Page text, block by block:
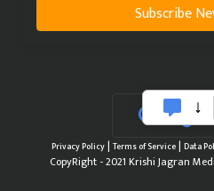
Subscribe
Privacy Policy| Terms of Service| Data
CopyRight - 2021 Krishi Jagran